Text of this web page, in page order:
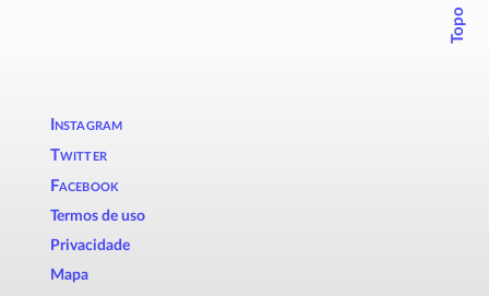
Topo
Instagram
Twitter
Facebook
Termos de uso
Privacidade
Mapa